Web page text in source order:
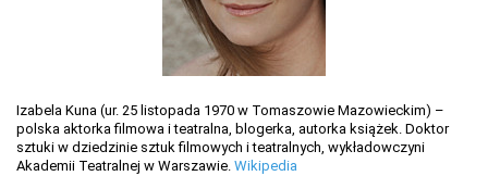
Izabela Kuna (ur. 25 listopada 1970 w Tomaszowie Mazowieckim) –
polska aktorka filmowa i teatralna, blogerka, autorka książek. Doktor
sztuki w dziedzinie sztuk filmowych i teatralnych, wykładowczyni
Akademii Teatralnej w Warszawie. Wikipedia